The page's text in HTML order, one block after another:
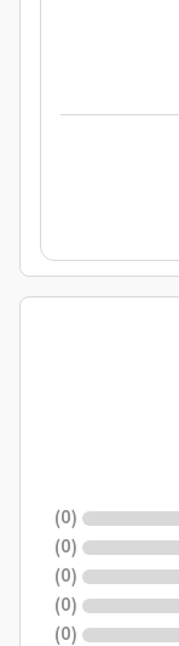
(
0
)
(
0
)
(
0
)
(
0
)
(
0
)